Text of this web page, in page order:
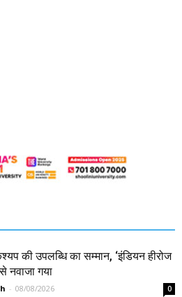
की उपलब्धि का सम्मान, ‘इंडियन हीरोज
नवाजा गया
- 08/08/2026 0